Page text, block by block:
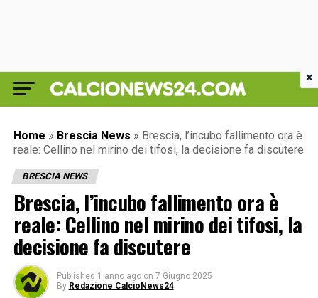
Home » Brescia News » Brescia, l’incubo fallimento ora è
reale: Cellino nel mirino dei tifosi, la decisione fa discutere
BRESCIA NEWS
Brescia, l’incubo fallimento ora è
reale: Cellino nel mirino dei tifosi, la
decisione fa discutere
Published 1 anno ago on 7 Giugno 2025
By Redazione CalcioNews24
×